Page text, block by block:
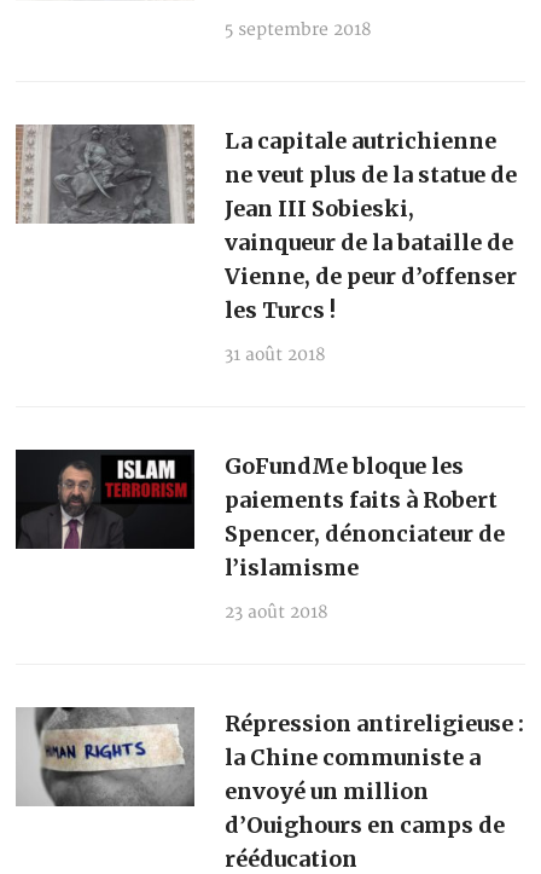
5 septembre 2018
La capitale autrichienne
ne veut plus de la statue de
Jean III Sobieski,
vainqueur de la bataille de
Vienne, de peur d’offenser
les Turcs !
31 août 2018
GoFundMe bloque les
paiements faits à Robert
Spencer, dénonciateur de
l’islamisme
23 août 2018
Répression antireligieuse :
la Chine communiste a
envoyé un million
d’Ouighours en camps de
rééducation